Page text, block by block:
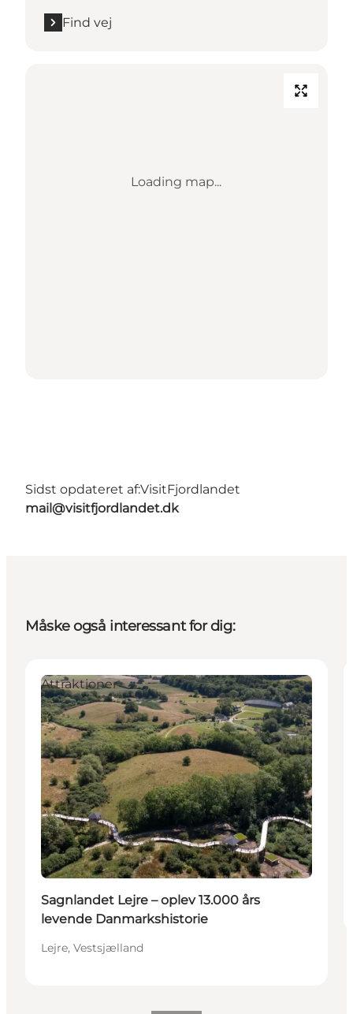
Find vej
Loading map...
Sidst opdateret af:VisitFjordlandet
mail@visitfjordlandet.dk
Måske også interessant for dig:
Attraktioner
Sagnlandet Lejre – oplev 13.000 års
levende Danmarkshistorie
Lejre, Vestsjælland